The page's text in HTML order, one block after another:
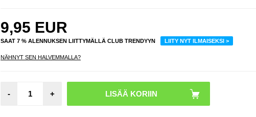
9,95 EUR
SAAT 7 % ALENNUKSEN LIITTYMÄLLÄ CLUB TRENDYYN LIITY NYT ILMAISEKSI >
NÄHNYT SEN HALVEMMALLA?
- +